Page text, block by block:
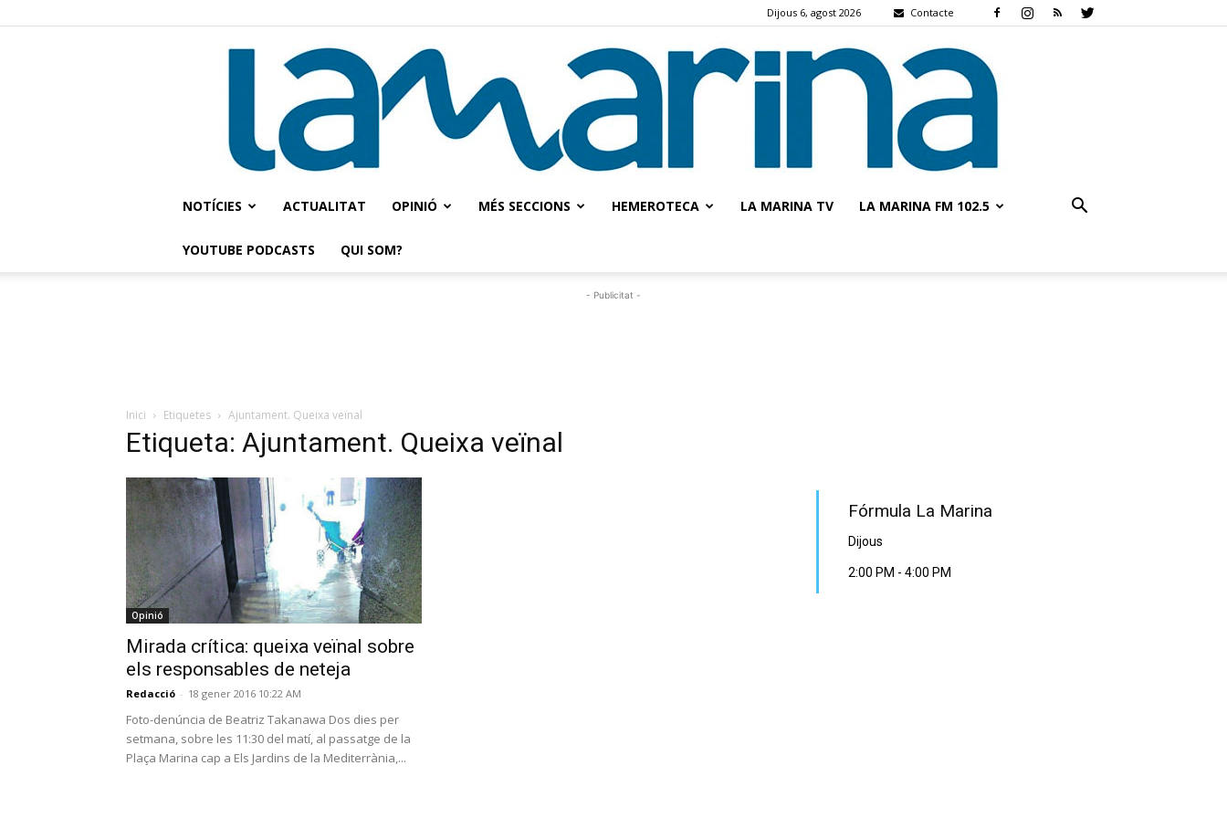
Dijous 6, agost 2026 Contacte
NOTÍCIES ACTUALITAT OPINIÓ MÉS SECCIONS HEMEROTECA LA MARINA TV LA MARINA FM 102.5
YOUTUBE PODCASTS QUI SOM?
- Publicitat -
Inici Etiquetes Ajuntament. Queixa veïnal
Etiqueta: Ajuntament. Queixa veïnal
Opinió
Mirada crítica: queixa veïnal sobre
els responsables de neteja
Redacció - 18 gener 2016 10:22 AM
Foto-denúncia de Beatriz Takanawa Dos dies per
setmana, sobre les 11:30 del matí, al passatge de la
Plaça Marina cap a Els Jardins de la Mediterrània,...
Fórmula La Marina
Dijous
2:00 PM - 4:00 PM